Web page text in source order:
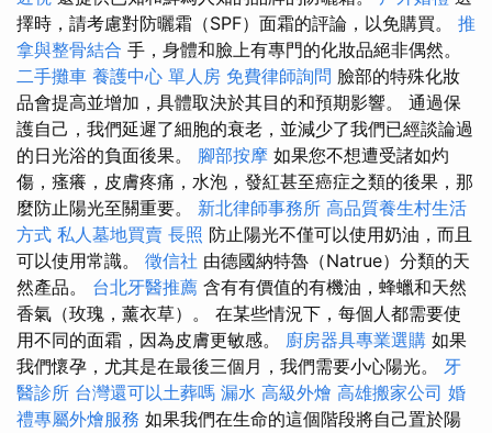
擇時，請考慮對防曬霜（SPF）面霜的評論，以免購買。 推
拿與整骨結合 手，身體和臉上有專門的化妝品絕非偶然。
二手攤車 養護中心 單人房 免費律師詢問 臉部的特殊化妝
品會提高並增加，具體取決於其目的和預期影響。 通過保
護自己，我們延遲了細胞的衰老，並減少了我們已經談論過
的日光浴的負面後果。 腳部按摩 如果您不想遭受諸如灼
傷，瘙癢，皮膚疼痛，水泡，發紅甚至癌症之類的後果，那
麼防止陽光至關重要。 新北律師事務所 高品質養生村生活
方式 私人墓地買賣 長照 防止陽光不僅可以使用奶油，而且
可以使用常識。 徵信社 由德國納特魯（Natrue）分類的天
然產品。 台北牙醫推薦 含有有價值的有機油，蜂蠟和天然
香氣（玫瑰，薰衣草）。 在某些情況下，每個人都需要使
用不同的面霜，因為皮膚更敏感。 廚房器具專業選購 如果
我們懷孕，尤其是在最後三個月，我們需要小心陽光。 牙
醫診所 台灣還可以土葬嗎 漏水 高級外燴 高雄搬家公司 婚
禮專屬外燴服務 如果我們在生命的這個階段將自己置於陽